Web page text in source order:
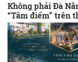
Không phải Đà
“Tâm điểm” trên